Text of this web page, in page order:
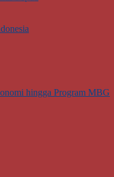
hingga Program MBG